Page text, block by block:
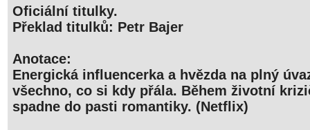
Oficiální titulky.
Překlad titulků: Petr Bajer
Anotace:
Energická influencerka a hvězda na plný
všechno, co si kdy přála. Během životní
spadne do pasti romantiky. (Netflix)